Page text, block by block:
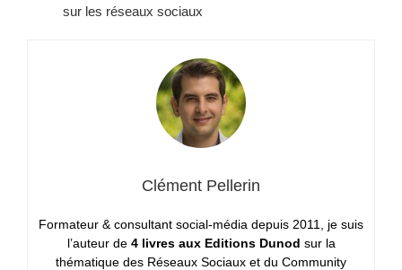
sur les réseaux sociaux
Clément Pellerin
Formateur & consultant social-média depuis 2011, je suis
l’auteur de 4 livres aux Editions Dunod sur la
thématique des Réseaux Sociaux et du Community